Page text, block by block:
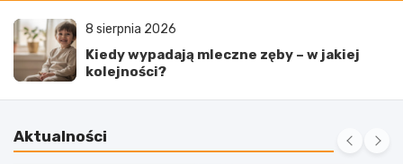
2026
mleczne zęby – w jakiej
Aktualności